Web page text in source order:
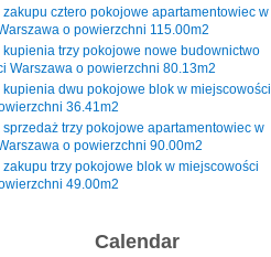
zakupu cztero pokojowe apartamentowiec w
o powierzchni 115.00m2
kupienia trzy pokojowe nowe budownictwo
Warszawa o powierzchni 80.13m2
kupienia dwu pokojowe blok w miejscowości
36.41m2
sprzedaż trzy pokojowe apartamentowiec w
o powierzchni 90.00m2
zakupu trzy pokojowe blok w miejscowości
49.00m2
Calendar